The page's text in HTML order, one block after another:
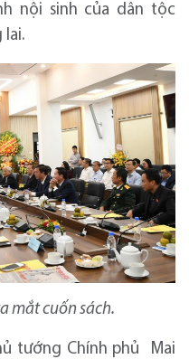
nội sinh của dân tộc
lai.
mắt cuốn sách.
tướng Chính phủ Mai